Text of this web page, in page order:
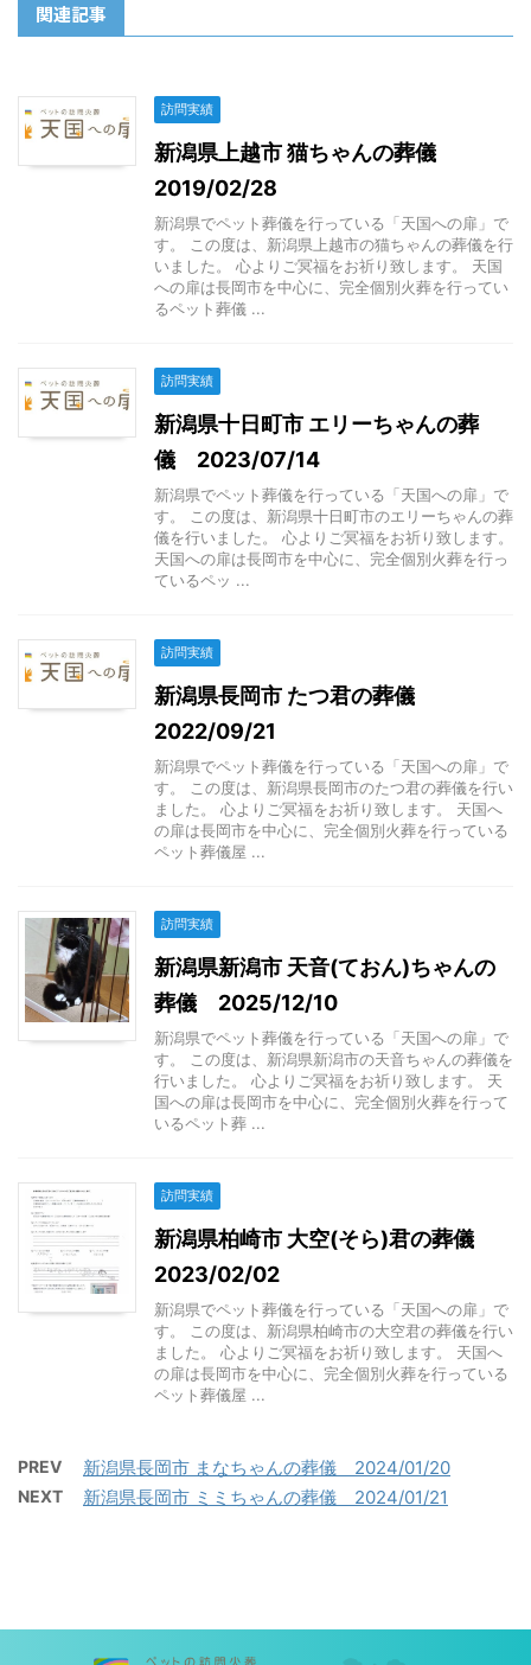
関連記事
訪問実績
新潟県上越市 猫ちゃんの葬儀
2019/02/28
新潟県でペット葬儀を行っている「天国への扉」で
す。 この度は、新潟県上越市の猫ちゃんの葬儀を行
いました。 心よりご冥福をお祈り致します。 天国
への扉は長岡市を中心に、完全個別火葬を行ってい
るペット葬儀 ...
訪問実績
新潟県十日町市 エリーちゃんの葬
儀 2023/07/14
新潟県でペット葬儀を行っている「天国への扉」で
す。 この度は、新潟県十日町市のエリーちゃんの葬
儀を行いました。 心よりご冥福をお祈り致します。
天国への扉は長岡市を中心に、完全個別火葬を行っ
ているペッ ...
訪問実績
新潟県長岡市 たつ君の葬儀
2022/09/21
新潟県でペット葬儀を行っている「天国への扉」で
す。 この度は、新潟県長岡市のたつ君の葬儀を行い
ました。 心よりご冥福をお祈り致します。 天国へ
の扉は長岡市を中心に、完全個別火葬を行っている
ペット葬儀屋 ...
訪問実績
新潟県新潟市 天音(ておん)ちゃんの
葬儀 2025/12/10
新潟県でペット葬儀を行っている「天国への扉」で
す。 この度は、新潟県新潟市の天音ちゃんの葬儀を
行いました。 心よりご冥福をお祈り致します。 天
国への扉は長岡市を中心に、完全個別火葬を行って
いるペット葬 ...
訪問実績
新潟県柏崎市 大空(そら)君の葬儀
2023/02/02
新潟県でペット葬儀を行っている「天国への扉」で
す。 この度は、新潟県柏崎市の大空君の葬儀を行い
ました。 心よりご冥福をお祈り致します。 天国へ
の扉は長岡市を中心に、完全個別火葬を行っている
ペット葬儀屋 ...
PREV 新潟県長岡市 まなちゃんの葬儀 2024/01/20
NEXT 新潟県長岡市 ミミちゃんの葬儀 2024/01/21